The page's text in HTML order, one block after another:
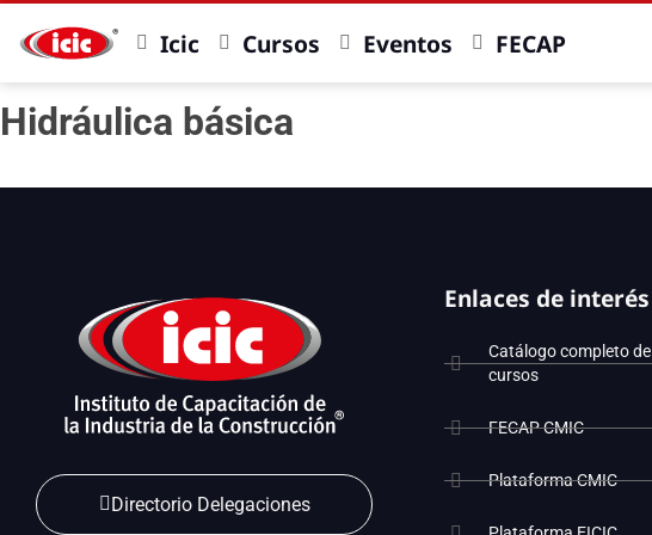
Icic Cursos Eventos FECAP
Hidráulica básica
Directorio Delegaciones
Enlaces de interés
Catálogo completo de
cursos
FECAP CMIC
Plataforma CMIC